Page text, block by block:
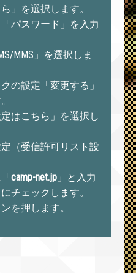
」を選択します。
「パスワード」を入力
MMS」を選択しま
の設定「変更する」
はこちら」を選択し
（受信許可リスト設
camp-net.jp 」と入力
チェックします。
を押します。